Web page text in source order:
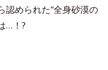
認められた“全身砂漠の
…！?